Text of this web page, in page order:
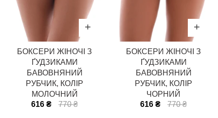
БОКСЕРИ ЖІНОЧІ З
ҐУДЗИКАМИ
БАВОВНЯНИЙ
РУБЧИК, КОЛІР
МОЛОЧНИЙ
616 ₴
770 ₴
БОКСЕРИ ЖІНОЧІ З
ҐУДЗИКАМИ
БАВОВНЯНИЙ
РУБЧИК, КОЛІР
ЧОРНИЙ
616 ₴
770 ₴